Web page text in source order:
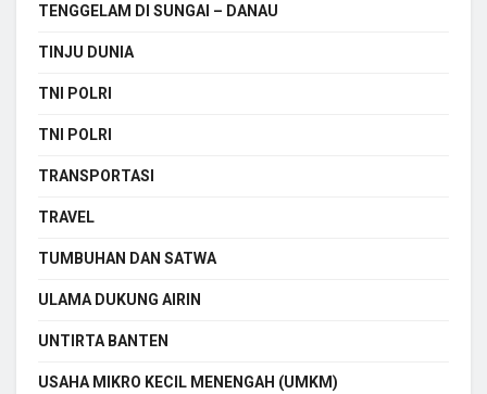
TENGGELAM DI SUNGAI – DANAU
TINJU DUNIA
TNI POLRI
TNI POLRI
TRANSPORTASI
TRAVEL
TUMBUHAN DAN SATWA
ULAMA DUKUNG AIRIN
UNTIRTA BANTEN
USAHA MIKRO KECIL MENENGAH (UMKM)